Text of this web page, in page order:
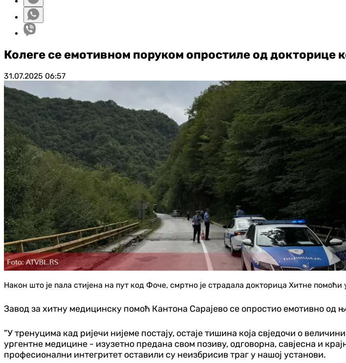
Колеге се емотивном поруком опростиле од докторице
31.07.2025 06:57
Након што је пала стијена на пут код Фоче, смртно је страдала докторица Хитне
Завод за хитну медицинску помоћ Кантона Сарајево се опростио емотивно
"У тренуцима кад ријечи нијеме постају, остаје тишина која свједочи о
ургентне медицине - изузетно предана свом позиву, одговорна, савјесна и
професионални интегритет оставили су неизбрисив траг у нашој установи.